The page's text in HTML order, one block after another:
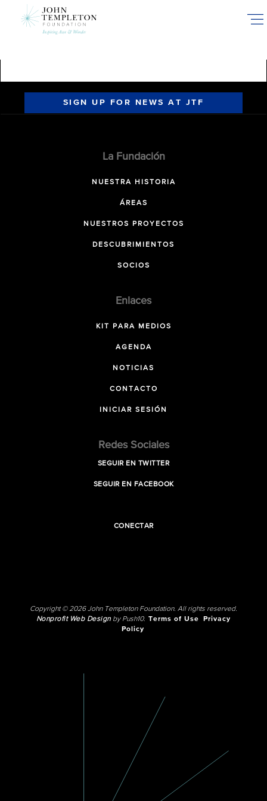
SIGN UP FOR NEWS AT JTF
La Fundación
NUESTRA HISTORIA
ÁREAS
NUESTROS PROYECTOS
DESCUBRIMIENTOS
SOCIOS
Enlaces
KIT PARA MEDIOS
AGENDA
NOTICIAS
CONTACTO
INICIAR SESIÓN
Redes Sociales
SEGUIR EN TWITTER
SEGUIR EN FACEBOOK
CONECTAR
Copyright © 2026 John Templeton Foundation. All rights reserved.
Nonprofit Web Designby Push10. Terms of Use
Privacy
Policy